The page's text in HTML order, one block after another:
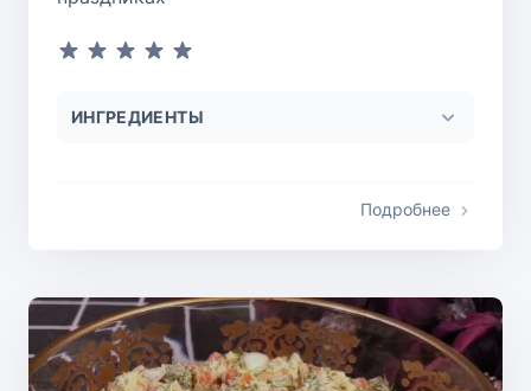
ИНГРЕДИЕНТЫ
Подробнее